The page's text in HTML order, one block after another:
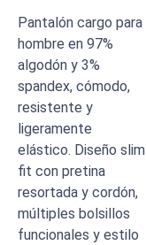
Pantalón cargo para
hombre en 97%
algodón y 3%
spandex, cómodo,
resistente y
ligeramente
elástico. Diseño slim
fit con pretina
resortada y cordón,
múltiples bolsillos
funcionales y estilo